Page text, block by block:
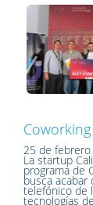
25 de
La startup
programa de
busca
telefónico de
tecnologías